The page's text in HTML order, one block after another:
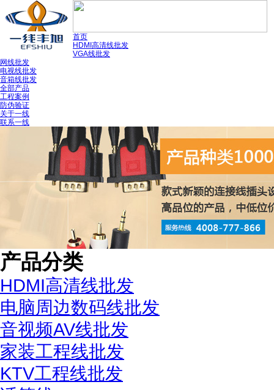
首页
HDMI高清线批发
VGA线批发
网线批发
电视线批发
音箱线批发
全部产品
工程案例
防伪验证
关于一线
联系一线
产品分类
HDMI高清线批发
电脑周边数码线批发
音视频AV线批发
家装工程线批发
KTV工程线批发